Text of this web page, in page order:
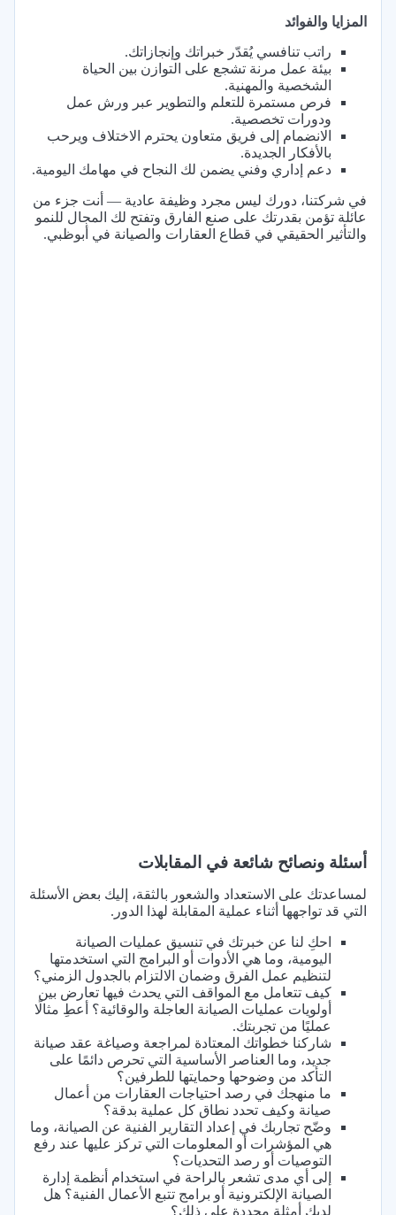
المزايا والفوائد
راتب تنافسي يُقدّر خبراتك وإنجازاتك.
بيئة عمل مرنة تشجع على التوازن بين الحياة
الشخصية والمهنية.
فرص مستمرة للتعلم والتطوير عبر ورش عمل
ودورات تخصصية.
الانضمام إلى فريق متعاون يحترم الاختلاف ويرحب
بالأفكار الجديدة.
دعم إداري وفني يضمن لك النجاح في مهامك اليومية.
في شركتنا، دورك ليس مجرد وظيفة عادية — أنت جزء من
عائلة تؤمن بقدرتك على صنع الفارق وتفتح لك المجال للنمو
والتأثير الحقيقي في قطاع العقارات والصيانة في أبوظبي.
أسئلة ونصائح شائعة في المقابلات
لمساعدتك على الاستعداد والشعور بالثقة، إليك بعض الأسئلة
التي قد تواجهها أثناء عملية المقابلة لهذا الدور.
احكِ لنا عن خبرتك في تنسيق عمليات الصيانة
اليومية، وما هي الأدوات أو البرامج التي استخدمتها
لتنظيم عمل الفرق وضمان الالتزام بالجدول الزمني؟
كيف تتعامل مع المواقف التي يحدث فيها تعارض بين
أولويات عمليات الصيانة العاجلة والوقائية؟ أعطِ مثالًا
عمليًا من تجربتك.
شاركنا خطواتك المعتادة لمراجعة وصياغة عقد صيانة
جديد، وما العناصر الأساسية التي تحرص دائمًا على
التأكد من وضوحها وحمايتها للطرفين؟
ما منهجك في رصد احتياجات العقارات من أعمال
صيانة وكيف تحدد نطاق كل عملية بدقة؟
وضّح تجاربك في إعداد التقارير الفنية عن الصيانة، وما
هي المؤشرات أو المعلومات التي تركز عليها عند رفع
التوصيات أو رصد التحديات؟
إلى أي مدى تشعر بالراحة في استخدام أنظمة إدارة
الصيانة الإلكترونية أو برامج تتبع الأعمال الفنية؟ هل
لديك أمثلة محددة على ذلك؟